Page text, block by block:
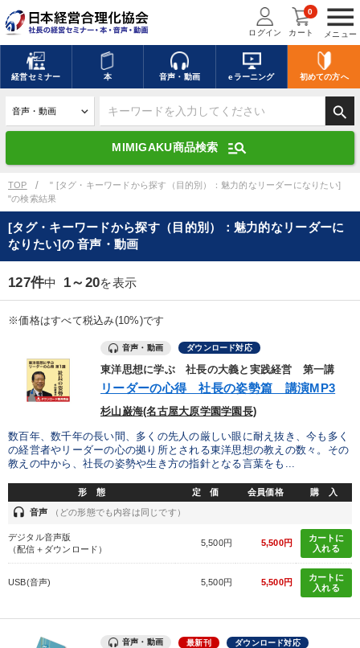
menu
メニュー
ログイン カート
0
経営セミナー 本 音声・動画 eラーニング 初めての方へ
search
MIMIGAKU商品検索 manage_search
キーワードを入力して探す
デジタル版対応のみ検索結果に表示する
search 上記の条件で検索
mic 講演収録物を探す
ます
カテゴリー
優秀各社の智恵と戦略 事業家のロマンと経営
若手異才経営者の発想 専門家のアドバイス
リーダーの器量を学ぶ
テーマ
【2026年7月】音声・映像ご案内商品
会社のパフォーマンスを高める講話
最新技術・トレンド
組織と人を動かすマネジメント力を磨く 【3月】音声・映像
TOP
" [タグ・キーワードから探す（目的別）：魅力的なリーダーになりたい]
"の検索結果
[タグ・キーワードから探す（目的別）：魅力的なリーダーに
なりたい]の 音声・動画
127件中 1～20を表示
※価格はすべて税込み(10%)です
音声・動画 ダウンロード対応
東洋思想に学ぶ 社長の大義と実践経営 第一講
リーダーの心得 社長の姿勢篇 講演MP3
杉山巌海(名古屋大原学園学園長)
数百年、数千年の長い間、多くの先人の厳しい眼に耐え抜き、今も多く
の経営者やリーダーの心の拠り所とされる東洋思想の教えの数々。その
教えの中から、社長の姿勢や生き方の指針となる言葉をも...
形 態 定 価 会員価格 購 入
headset 音声 （どの形態でも内容は同じです）
デジタル音声版
（配信＋ダウンロード）
5,500円 5,500円
カートに
入れる
USB(音声) 5,500円 5,500円
カートに
入れる
音声・動画 最新刊 ダウンロード対応